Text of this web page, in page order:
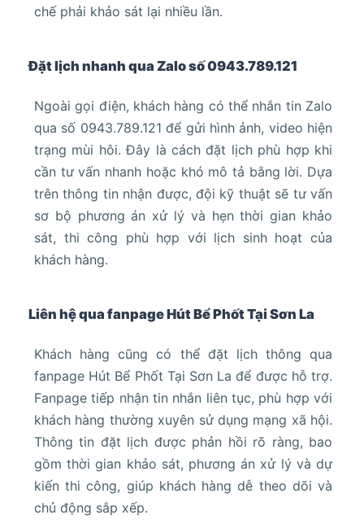
chế phải khảo sát lại nhiều lần.
Đặt lịch nhanh qua Zalo số 0943.789.121
Ngoài gọi điện, khách hàng có thể nhắn tin Zalo
qua số 0943.789.121 để gửi hình ảnh, video hiện
trạng mùi hôi. Đây là cách đặt lịch phù hợp khi
cần tư vấn nhanh hoặc khó mô tả bằng lời. Dựa
trên thông tin nhận được, đội kỹ thuật sẽ tư vấn
sơ bộ phương án xử lý và hẹn thời gian khảo
sát, thi công phù hợp với lịch sinh hoạt của
khách hàng.
Liên hệ qua fanpage Hút Bể Phốt Tại Sơn La
Khách hàng cũng có thể đặt lịch thông qua
fanpage Hút Bể Phốt Tại Sơn La để được hỗ trợ.
Fanpage tiếp nhận tin nhắn liên tục, phù hợp với
khách hàng thường xuyên sử dụng mạng xã hội.
Thông tin đặt lịch được phản hồi rõ ràng, bao
gồm thời gian khảo sát, phương án xử lý và dự
kiến thi công, giúp khách hàng dễ theo dõi và
chủ động sắp xếp.